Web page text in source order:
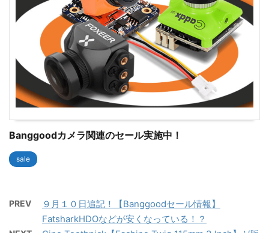
Banggoodカメラ関連のセール実施中！
sale
PREV
９月１０日追記！【Banggoodセール情報】
FatsharkHDOなどが安くなっている！？